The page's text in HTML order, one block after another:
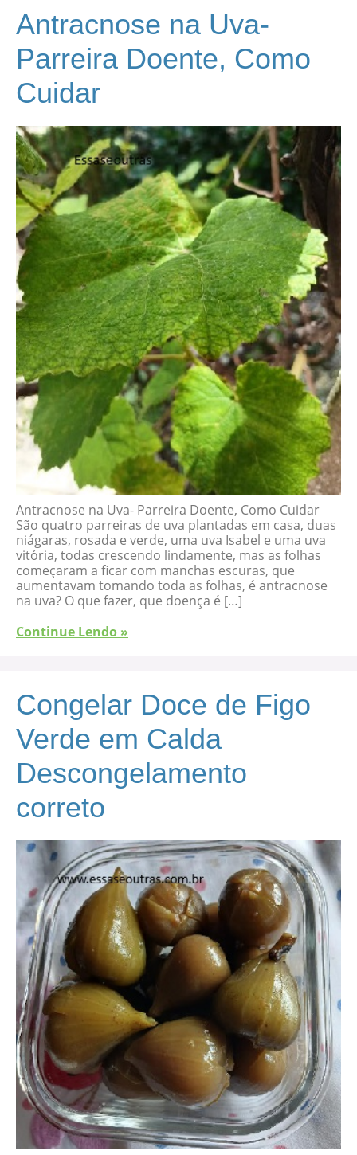
Antracnose na Uva-
Parreira Doente, Como
Cuidar
Antracnose na Uva- Parreira Doente, Como Cuidar
São quatro parreiras de uva plantadas em casa, duas
niágaras, rosada e verde, uma uva Isabel e uma uva
vitória, todas crescendo lindamente, mas as folhas
começaram a ficar com manchas escuras, que
aumentavam tomando toda as folhas, é antracnose
na uva? O que fazer, que doença é […]
Continue Lendo »
Congelar Doce de Figo
Verde em Calda
Descongelamento
correto